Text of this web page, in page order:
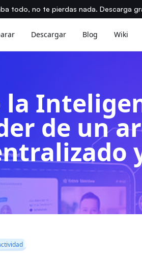
todo, no te pierdas nada. Descarga
Descargar Blog Wiki
la
de un